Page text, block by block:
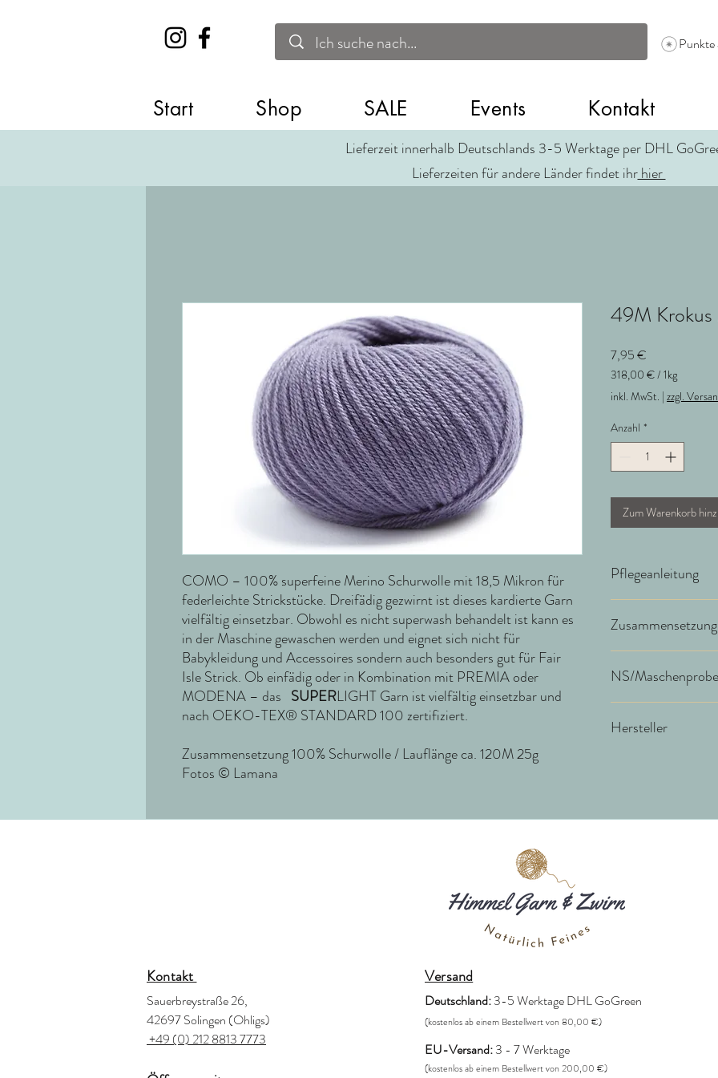
Punkte
Start Shop SALE Events Kontakt
Lieferzeit innerhalb Deutschlands 3-5 Werktage per DHL
Lieferzeiten für andere Länder findet ihrhier
COMO – 100% superfeine Merino Schurwolle mit 18,5 Mikron für
federleichte Strickstücke. Dreifädig gezwirnt ist dieses kardierte Garn
vielfältig einsetzbar. Obwohl es nicht superwash behandelt ist kann es
in der Maschine gewaschen werden und eignet sich nicht für
Babykleidung und Accessoires sondern auch besonders gut für Fair
Isle Strick. Ob einfädig oder in Kombination mit PREMIA oder
MODENA – das SUPERLIGHTGarn ist vielfältig einsetzbar und
nach OEKO-TEX® STANDARD 100zertifiziert.
Zusammensetzung 100% Schurwolle / Lauflänge ca. 120M 25g
Fotos © Lamana
49M
7,95 €
318,00 €/ 1kg
318,00 €
pro
1
Kilogramm
inkl. MwSt. | zzgl.
Anzahl *
Zum Warenkorb
Pflegeanleitung
Waschmaschine bei
Verwendung eines
Sonneinstrahlung
Zusammensetzung
NS/Maschenprobe
Hersteller
Kontakt
Sauerbreystraße 26,
42697 Solingen (Ohligs)
+49 (0) 212 8813 7773
Versand
Deutschland:3-5 Werktage DHL GoGreen
(kostenlos ab einem Bestellwert von 80,00 €)
EU-Versand:3 - 7 Werktage
(kostenlos ab einem Bestellwert von 200,00 €)